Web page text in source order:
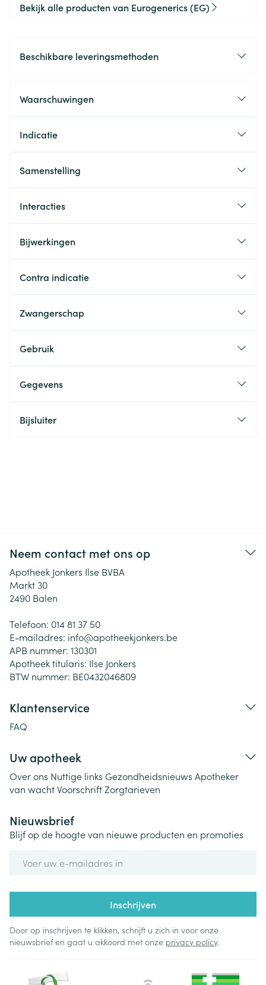
Bekijk alle producten van Eurogenerics (EG)
Beschikbare leveringsmethoden
Waarschuwingen
Indicatie
Samenstelling
Interacties
Bijwerkingen
Contra indicatie
Zwangerschap
Gebruik
Gegevens
Bijsluiter
Neem contact met ons op
Apotheek Jonkers Ilse BVBA
Markt 30
2490 Balen
Telefoon: 014 81 37 50
E-mailadres: info@apotheekjonkers.be
APB nummer: 130301
Apotheek titularis: Ilse Jonkers
BTW nummer: BE0432046809
Klantenservice
FAQ
Uw apotheek
Over ons Nuttige links Gezondheidsnieuws Apotheker
van wachtVoorschriftZorgtarieven
Nieuwsbrief
Blijf op de hoogte van nieuwe producten en promoties
Inschrijven
Door op inschrijven te klikken, schrijft u zich in voor onze
nieuwsbrief en gaat u akkoord met onze privacy policy.